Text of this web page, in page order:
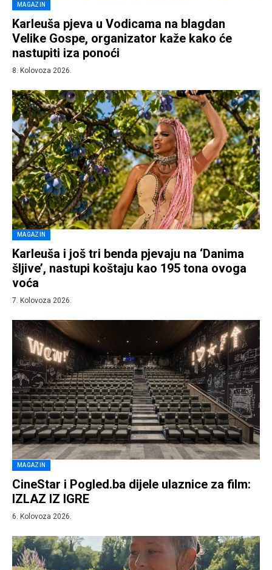
MAGAZIN
Karleuša pjeva u Vodicama na blagdan
Velike Gospe, organizator kaže kako će
nastupiti iza ponoći
8. Kolovoza 2026.
MAGAZIN
Karleuša i još tri benda pjevaju na ‘Danima
šljive’, nastupi koštaju kao 195 tona ovoga
voća
7. Kolovoza 2026.
MAGAZIN
CineStar i Pogled.ba dijele ulaznice za film:
IZLAZ IZ IGRE
6. Kolovoza 2026.